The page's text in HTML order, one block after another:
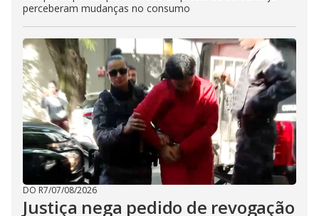
perceberam mudanças no consumo
DO R7/07/08/2026
Justiça nega pedido de revogação